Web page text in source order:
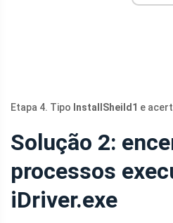
Etapa 4. Tipo InstallSheild1 e
Solução 2:
processos
iDriver.exe